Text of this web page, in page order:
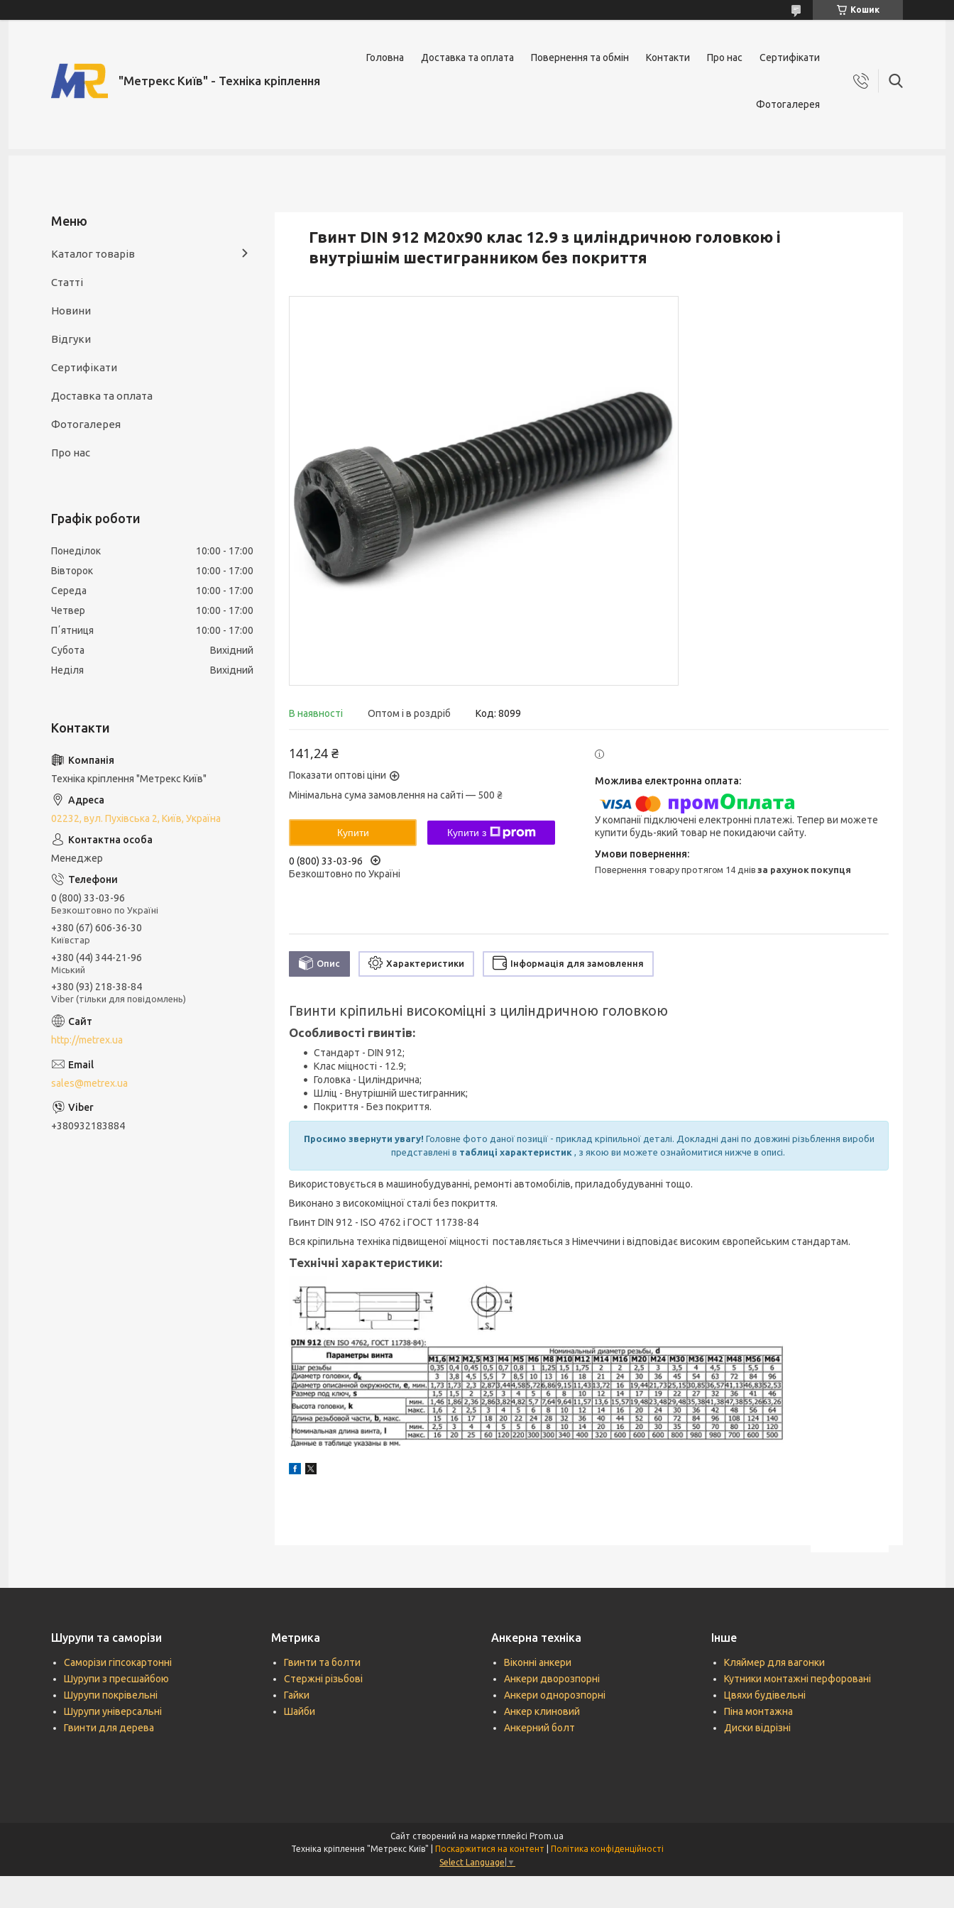
Кошик
"Метрекс Київ" - Техніка кріплення
Головна Доставка та оплата Повернення та обмін Контакти Про нас Сертифікати
Фотогалерея
Гвинт DIN 912 М20х90 клас 12.9 з циліндричною головкою і
внутрішнім шестигранником без покриття
В наявності Оптом і в роздріб Код: 8099
141,24 ₴
Показати оптові ціни
Мінімальна сума замовлення на сайті — 500 ₴
Купити Купити з
0 (800) 33-03-96
Безкоштовно по Україні
У компанії підключені електронні платежі. Тепер ви можете
купити будь-який товар не покидаючи сайту.
повернення товару протягом 14 днівза рахунок покупця
Опис Характеристики Інформація для замовлення
Гвинти кріпильні високоміцні з циліндричною головкою
Особливості гвинтів:
Стандарт - DIN 912;
Клас міцності - 12.9;
Головка - Циліндрична;
Шліц - Внутрішній шестигранник;
Покриття - Без покриття.
Просимо звернути увагу! Головне фото даної позиції - приклад кріпильної деталі. Докладні дані по довжині різьблення вироби
представлені в таблиці характеристик , з якою ви можете ознайомитися нижче в описі.
Використовується в машинобудуванні, ремонті автомобілів, приладобудуванні тощо.
Виконано з високоміцної сталі без покриття.
Гвинт DIN 912 - ISO 4762 і ГОСТ 11738-84
Вся кріпильна техніка підвищеної міцності поставляється з Німеччини і відповідає високим європейським стандартам.
Технічні характеристики:
Каталог товарів
Статті
Новини
Відгуки
Сертифікати
Доставка та оплата
Фотогалерея
Про нас
Графік роботи
Понеділок 10:00
17:00
Вівторок
10:00
17:00
Середа
10:00
17:00
Четвер
10:00
17:00
Пʼятниця
10:00
17:00
Субота
Вихідний
Неділя
Вихідний
Техніка кріплення "Метрекс Київ"
02232, вул. Пухівська 2, Київ, Україна
Менеджер
0 (800) 33-03-96
Безкоштовно по Україні
+380 (67) 606-36-30
Київстар
+380 (44) 344-21-96
Міський
+380 (93) 218-38-84
Viber (тільки для повідомлень)
http://metrex.ua
sales@metrex.ua
+380932183884
Шурупи та саморізи
Саморізи гіпсокартонні
Шурупи з пресшайбою
Шурупи покрівельні
Шурупи універсальні
Гвинти для дерева
Метрика
Гвинти та болти
Стержні різьбові
Гайки
Шайби
Анкерна техніка
Віконні анкери
Анкери дворозпорні
Анкери однорозпорні
Анкер клиновий
Анкерний болт
Інше
Кляймер для вагонки
Кутники монтажні перфоровані
Цвяхи будівельні
Піна монтажна
Диски відрізні
Сайт створений на маркетплейсі Prom.ua
Поскаржитися на контент
Політика конфіденційності
Select Language ▼